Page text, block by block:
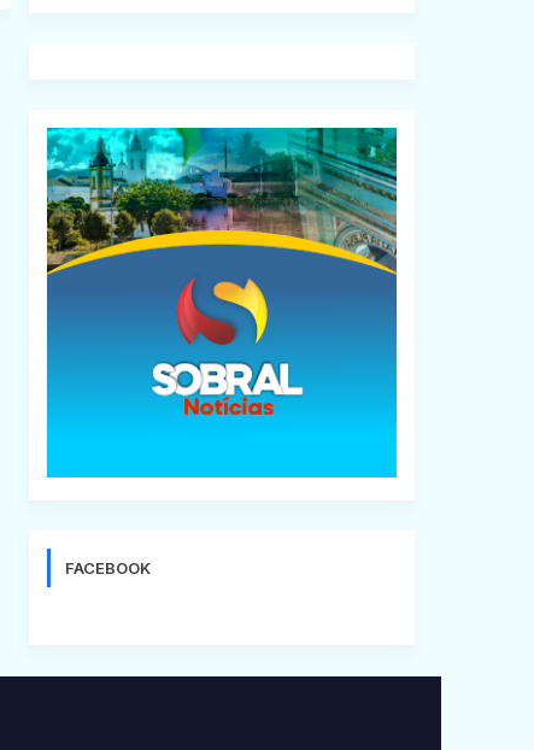
FACEBOOK